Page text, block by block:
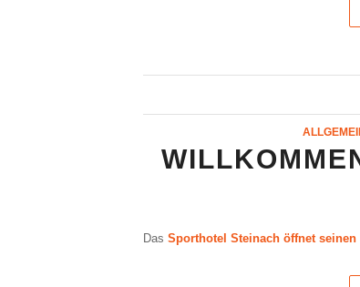
Das Sporthotel Steinach öffnet seinen